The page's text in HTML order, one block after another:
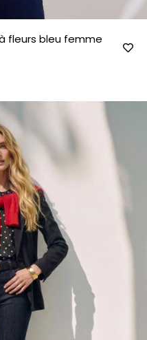
fleurs bleu femme